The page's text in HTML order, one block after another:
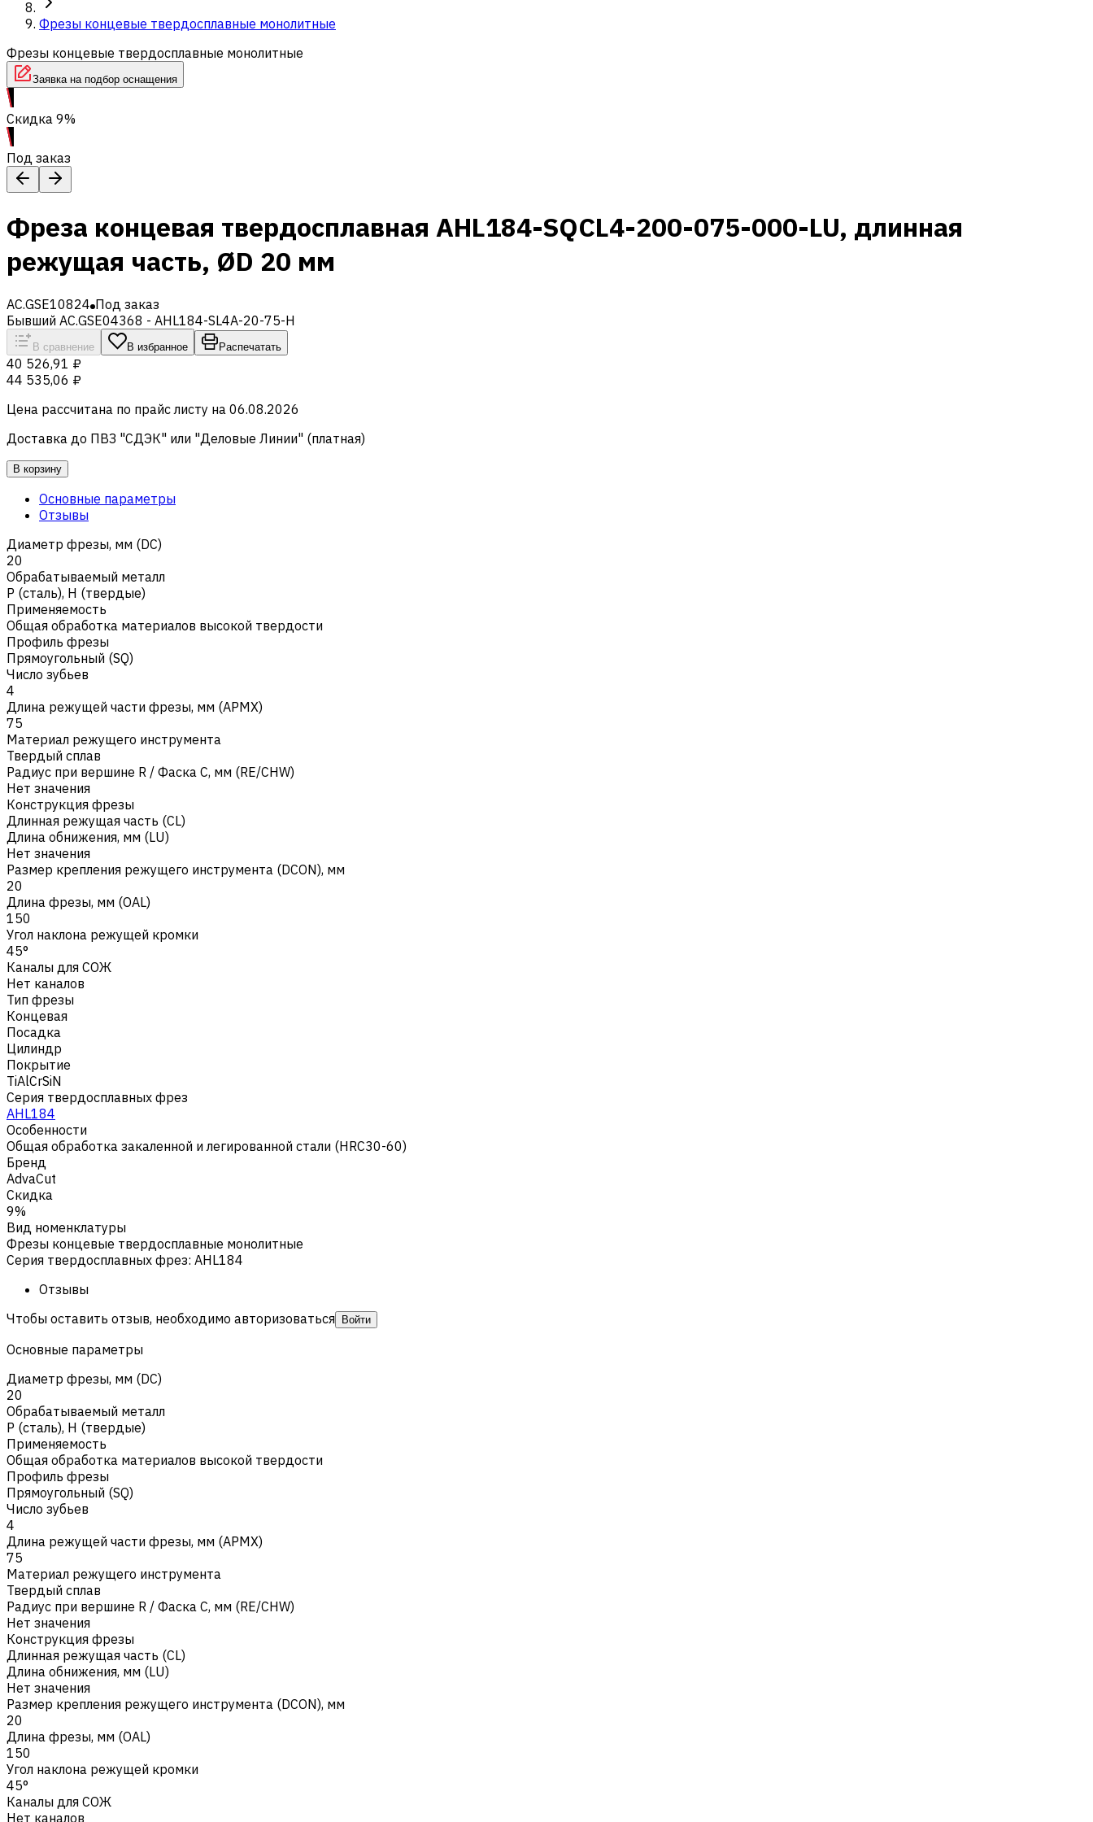
Фрезы концевые твердосплавные монолитные
Фрезы концевые твердосплавные монолитные
Заявка на подбор оснащения
Скидка 9%
Под заказ
Фреза концевая твердосплавная AHL184-SQCL4-200-075-000-LU, длинная
режущая часть, ØD 20 мм
AC.GSE10824 Под заказ
Бывший AC.GSE04368 - AHL184-SL4A-20-75-H
В сравнение В избранное Распечатать
40 526,91 ₽
44 535,06 ₽
Цена рассчитана по прайс листу на 06.08.2026
Доставка до ПВЗ "СДЭК" или "Деловые Линии" (платная)
В корзину
Основные параметры
Отзывы
Диаметр фрезы, мм (DC)
20
Обрабатываемый металл
Р (сталь), H (твердые)
Применяемость
Общая обработка материалов высокой твердости
Профиль фрезы
Прямоугольный (SQ)
Число зубьев
4
Длина режущей части фрезы, мм (APMX)
75
Материал режущего инструмента
Твердый сплав
Радиус при вершине R / Фаска C, мм (RE/CHW)
Нет значения
Конструкция фрезы
Длинная режущая часть (CL)
Длина обнижения, мм (LU)
Нет значения
Размер крепления режущего инструмента (DCON), мм
20
Длина фрезы, мм (OAL)
150
Угол наклона режущей кромки
45°
Каналы для СОЖ
Нет каналов
Тип фрезы
Концевая
Посадка
Цилиндр
Покрытие
TiAlCrSiN
Серия твердосплавных фрез
AHL184
Особенности
Общая обработка закаленной и легированной стали (HRC30-60)
Бренд
AdvaCut
Скидка
9%
Вид номенклатуры
Фрезы концевые твердосплавные монолитные
Серия твердосплавных фрез: AHL184
Отзывы
Чтобы оставить отзыв, необходимо авторизоваться
Войти
Основные параметры
Диаметр фрезы, мм (DC)
20
Обрабатываемый металл
Р (сталь), H (твердые)
Применяемость
Общая обработка материалов высокой твердости
Профиль фрезы
Прямоугольный (SQ)
Число зубьев
4
Длина режущей части фрезы, мм (APMX)
75
Материал режущего инструмента
Твердый сплав
Радиус при вершине R / Фаска C, мм (RE/CHW)
Нет значения
Конструкция фрезы
Длинная режущая часть (CL)
Длина обнижения, мм (LU)
Нет значения
Размер крепления режущего инструмента (DCON), мм
20
Длина фрезы, мм (OAL)
150
Угол наклона режущей кромки
45°
Каналы для СОЖ
Нет каналов